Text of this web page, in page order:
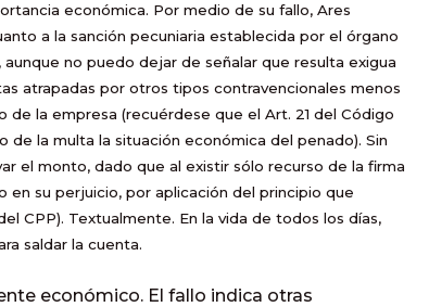
económica. Por medio de su fallo, Ares
a la sanción pecuniaria establecida por el órgano
no puedo dejar de señalar que resulta exigua
atrapadas por otros tipos contravencionales menos
la empresa (recuérdese que el Art. 21 del Código
la multa la situación económica del penado). Sin
el monto, dado que al existir sólo recurso de la firma
su perjuicio, por aplicación del principio que
CPP). Textualmente. En la vida de todos los días,
saldar la cuenta.
económico. El fallo indica otras